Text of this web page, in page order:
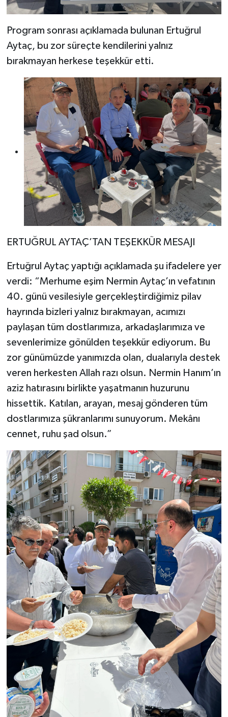
Program sonrası açıklamada bulunan Ertuğrul
Aytaç, bu zor süreçte kendilerini yalnız
bırakmayan herkese teşekkür etti.
ERTUĞRUL AYTAÇ’TAN TEŞEKKÜR MESAJI
Ertuğrul Aytaç yaptığı açıklamada şu ifadelere yer
verdi: “Merhume eşim Nermin Aytaç’ın vefatının
40. günü vesilesiyle gerçekleştirdiğimiz pilav
hayrında bizleri yalnız bırakmayan, acımızı
paylaşan tüm dostlarımıza, arkadaşlarımıza ve
sevenlerimize gönülden teşekkür ediyorum. Bu
zor günümüzde yanımızda olan, dualarıyla destek
veren herkesten Allah razı olsun. Nermin Hanım’ın
aziz hatırasını birlikte yaşatmanın huzurunu
hissettik. Katılan, arayan, mesaj gönderen tüm
dostlarımıza şükranlarımı sunuyorum. Mekânı
cennet, ruhu şad olsun.”